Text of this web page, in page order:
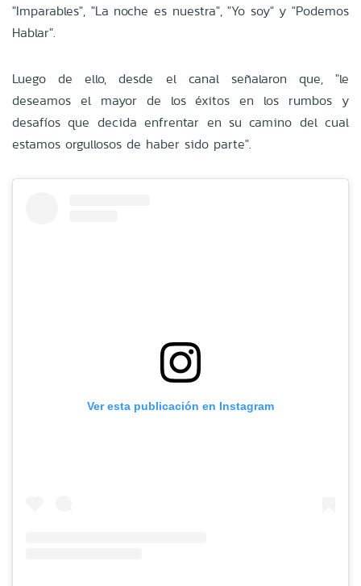
"Imparables", "La noche es nuestra", "Yo soy" y "Podemos
Hablar".
Luego de ello, desde el canal señalaron que, "le
deseamos el mayor de los éxitos en los rumbos y
desafíos que decida enfrentar en su camino del cual
estamos orgullosos de haber sido parte".
Ver esta publicación en Instagram